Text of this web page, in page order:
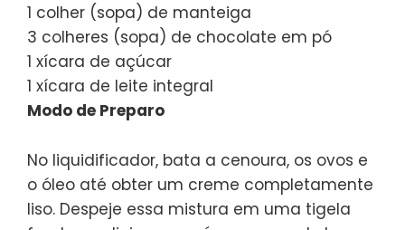
1 colher (sopa) de manteiga
3 colheres (sopa) de chocolate em pó
1 xícara de açúcar
1 xícara de leite integral
Modo de Preparo
No liquidificador, bata a cenoura, os ovos e
o óleo até obter um creme completamente
liso. Despeje essa mistura em uma tigela